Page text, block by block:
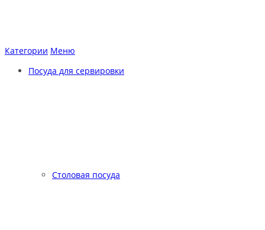
Категории Меню
Посуда для сервировки
Столовая посуда